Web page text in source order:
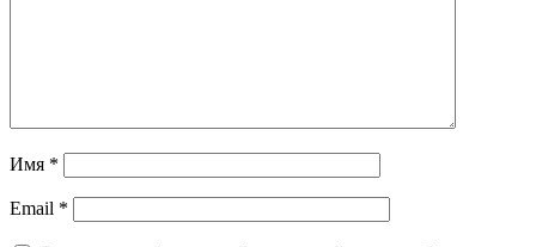
Имя *
Email *